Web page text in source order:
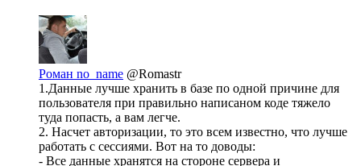
Роман no_name @Romastr
1.Данные лучше хранить в базе по одной причине для
пользователя при правильно написаном коде тяжело
туда попасть, а вам легче.
2. Насчет авторизации, то это всем известно, что лучше
работать с сессиями. Вот на то доводы:
- Все данные хранятся на стороне сервера и